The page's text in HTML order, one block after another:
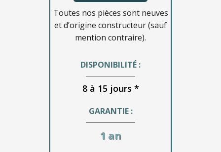
Toutes nos pièces sont neuves
et d’origine constructeur (sauf
mention contraire).
DISPONIBILITÉ :
8 à 15 jours *
GARANTIE :
1 an